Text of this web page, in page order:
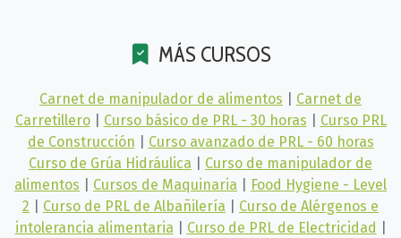
MÁS CURSOS
Carnet de manipulador de alimentos
Carnet de
Carretillero
Curso básico de PRL - 30 horas
Curso PRL
de Construcción
Curso avanzado de PRL - 60 horas
Curso de Grúa Hidráulica
Curso de manipulador de
alimentos
Cursos de Maquinaria
Food Hygiene - Level
2
Curso de PRL de Albañilería
Curso de Alérgenos e
intolerancia alimentaria
Curso de PRL de Electricidad